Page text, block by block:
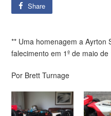
Share
** Uma homenagem a Ayrton
falecimento em 1º de maio de
Por Brett Turnage